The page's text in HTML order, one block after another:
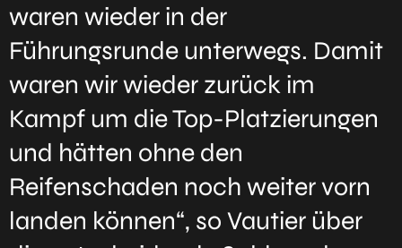
waren wieder in der
Führungsrunde unterwegs. Damit
waren wir wieder zurück im
Kampf um die Top-Platzierungen
und hätten ohne den
Reifenschaden noch weiter vorn
landen können“, so Vautier über